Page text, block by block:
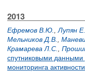
2013
Ефремов В.Ю. Лупян
Мельников Д.В.
Крамарева Л.С.
спутниковыми данными
мониторинга